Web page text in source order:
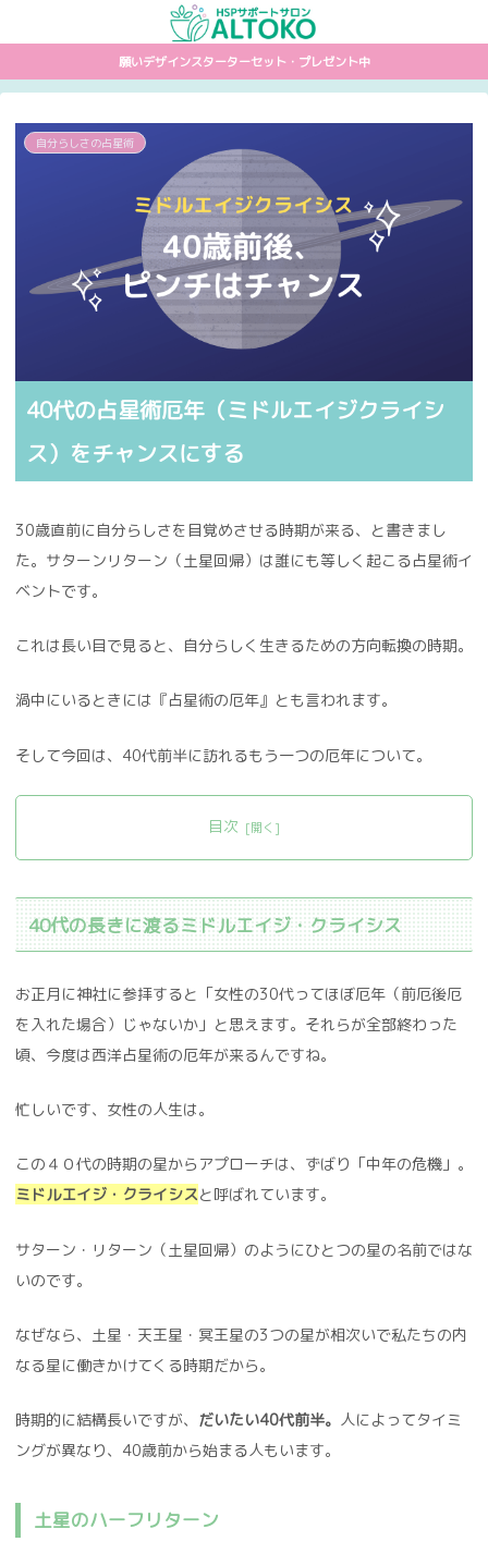
願いデザインスターターセット・プレゼント中
40代の占星術厄年（ミドルエイジクライシ
ス）をチャンスにする
自分らしさの占星術
30歳直前に自分らしさを目覚めさせる時期が来る、と書きまし
た。サターンリターン（土星回帰）は誰にも等しく起こる占星術イ
ベントです。
これは長い目で見ると、自分らしく生きるための方向転換の時期。
渦中にいるときには『占星術の厄年』とも言われます。
そして今回は、40代前半に訪れるもう一つの厄年について。
目次
40代の長きに渡るミドルエイジ・クライシス
お正月に神社に参拝すると「女性の30代ってほぼ厄年（前厄後厄
を入れた場合）じゃないか」と思えます。それらが全部終わった
頃、今度は西洋占星術の厄年が来るんですね。
忙しいです、女性の人生は。
この４０代の時期の星からアプローチは、ずばり「中年の危機」。
ミドルエイジ・クライシスと呼ばれています。
サターン・リターン（土星回帰）のようにひとつの星の名前ではな
いのです。
なぜなら、土星・天王星・冥王星の3つの星が相次いで私たちの内
なる星に働きかけてくる時期だから。
時期的に結構長いですが、 だいたい40代前半。 人によってタイミ
ングが異なり、40歳前から始まる人もいます。
土星のハーフリターン